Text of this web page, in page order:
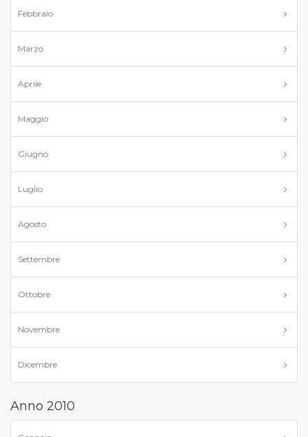
Febbraio
Marzo
Aprile
Maggio
Giugno
Luglio
Agosto
Settembre
Ottobre
Novembre
Dicembre
Anno 2010